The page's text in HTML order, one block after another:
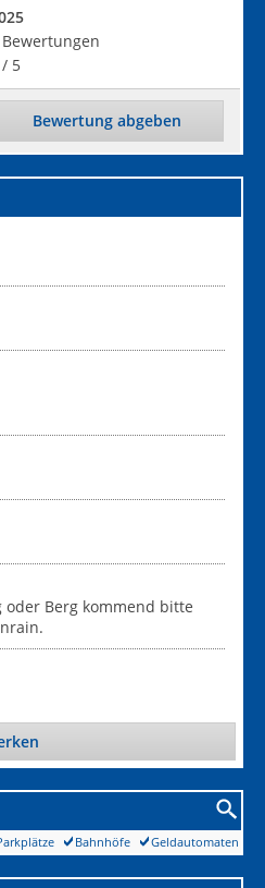
Bewertungen
/ 5
Bewertung abgeben
Berg kommend bitte
Geldautomaten
Bahnhöfe